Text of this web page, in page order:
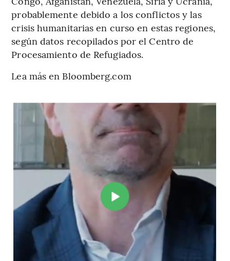
probablemente debido a los conflictos y las
crisis humanitarias en curso en estas regiones,
según datos recopilados por el Centro de
Procesamiento de Refugiados.
Lea más en Bloomberg.com